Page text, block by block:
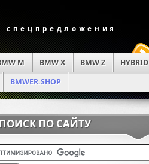
M BMW X BMW Z
HYBRID
BMWER.SHOP
ПОИСК ПО САЙТУ